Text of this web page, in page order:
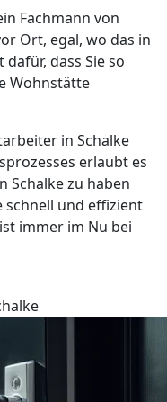
Fachmann von
Ort, egal, wo das in
dass Sie so
Wohnstätte
in Schalke
erlaubt es
Schalke zu haben
schnell und effizient
immer im Nu bei